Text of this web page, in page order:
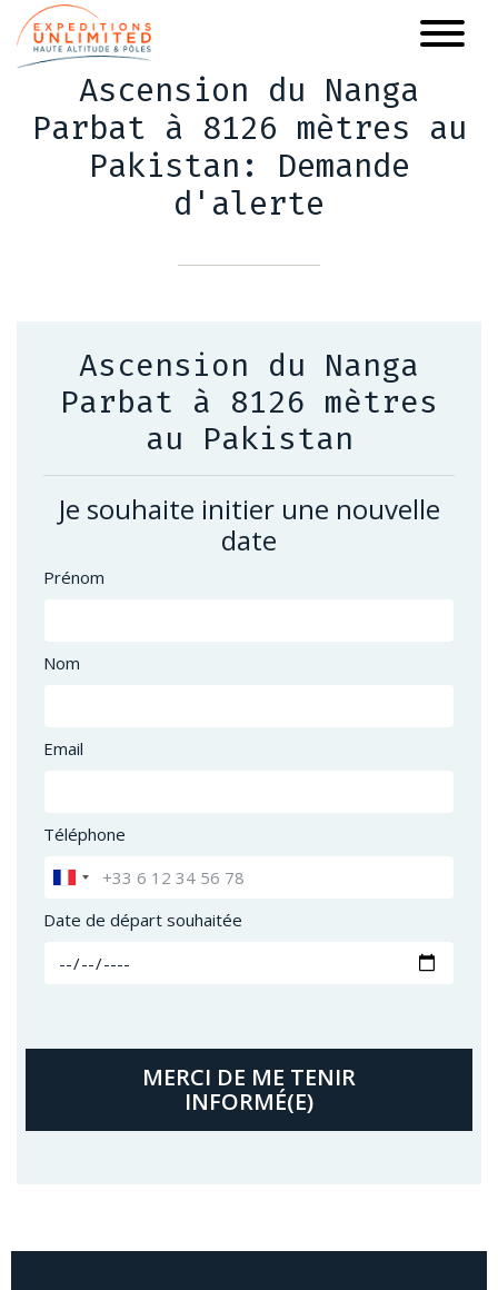
Aller
au
contenu
Ascension du Nanga
Parbat à 8126 mètres au
Pakistan: Demande
d'alerte
Ascension du Nanga
Parbat à 8126 mètres
au Pakistan
Je souhaite initier une nouvelle
date
Prénom
Nom
Email
Téléphone
Date de départ souhaitée
MERCI DE ME TENIR
INFORMÉ(E)